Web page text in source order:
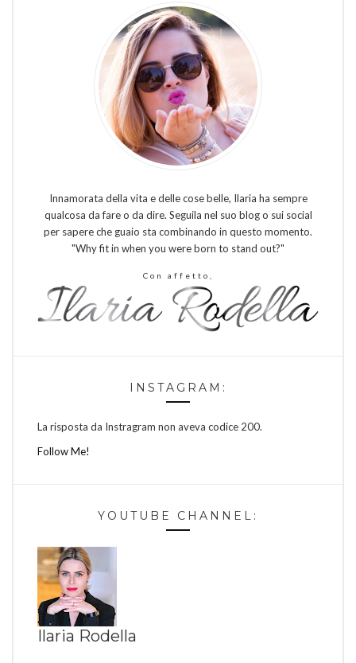
Innamorata della vita e delle cose belle, Ilaria ha sempre
qualcosa da fare o da dire. Seguila nel suo blog o sui social
per sapere che guaio sta combinando in questo momento.
"Why fit in when you were born to stand out?"
Con affetto,
INSTAGRAM:
La risposta da Instragram non aveva codice 200.
Follow Me!
YOUTUBE CHANNEL:
Ilaria Rodella